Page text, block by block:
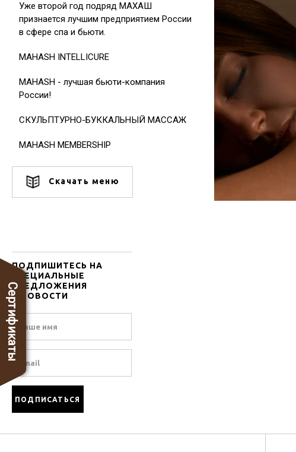
Уже второй год подряд МАХАШ
признается лучшим предприятием России
в сфере спа и бьюти.
MAHASH INTELLICURE
MAHASH - лучшая бьюти-компания
России!
СКУЛЬПТУРНО-БУККАЛЬНЫЙ МАССАЖ
MAHASH MEMBERSHIP
Скачать меню
ПОДПИШИТЕСЬ НА
СПЕЦИАЛЬНЫЕ
ПРЕДЛОЖЕНИЯ
И НОВОСТИ
Name
Email
Сертификаты